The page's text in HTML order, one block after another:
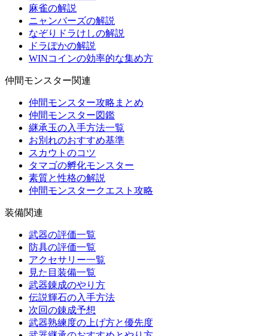
麻雀の解説
ニャンバーズの解説
なぞりドラけしの解説
ドラぽかの解説
WINコインの効率的な集め方
仲間モンスター関連
仲間モンスター攻略まとめ
仲間モンスター図鑑
継承玉の入手方法一覧
お別れのおすすめ基準
スカウトのコツ
タマゴの孵化モンスター
素質と性格の解説
仲間モンスタークエスト攻略
装備関連
武器の評価一覧
防具の評価一覧
アクセサリー一覧
見た目装備一覧
武器錬成のやり方
伝説輝石の入手方法
次回の錬成予想
武器熟練度の上げ方と優先度